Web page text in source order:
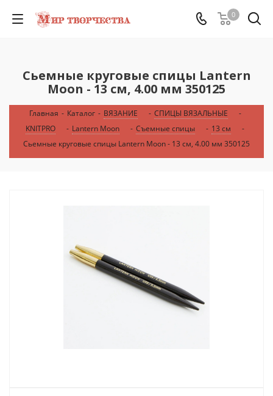
0
Сьемные круговые спицы Lantern
Moon - 13 см, 4.00 мм 350125
Главная - Каталог - ВЯЗАНИЕ - СПИЦЫ ВЯЗАЛЬНЫЕ
-
KNITPRO
- Lantern Moon - Съемные спицы - 13 см
-
Сьемные круговые спицы Lantern Moon - 13 см, 4.00 мм 350125